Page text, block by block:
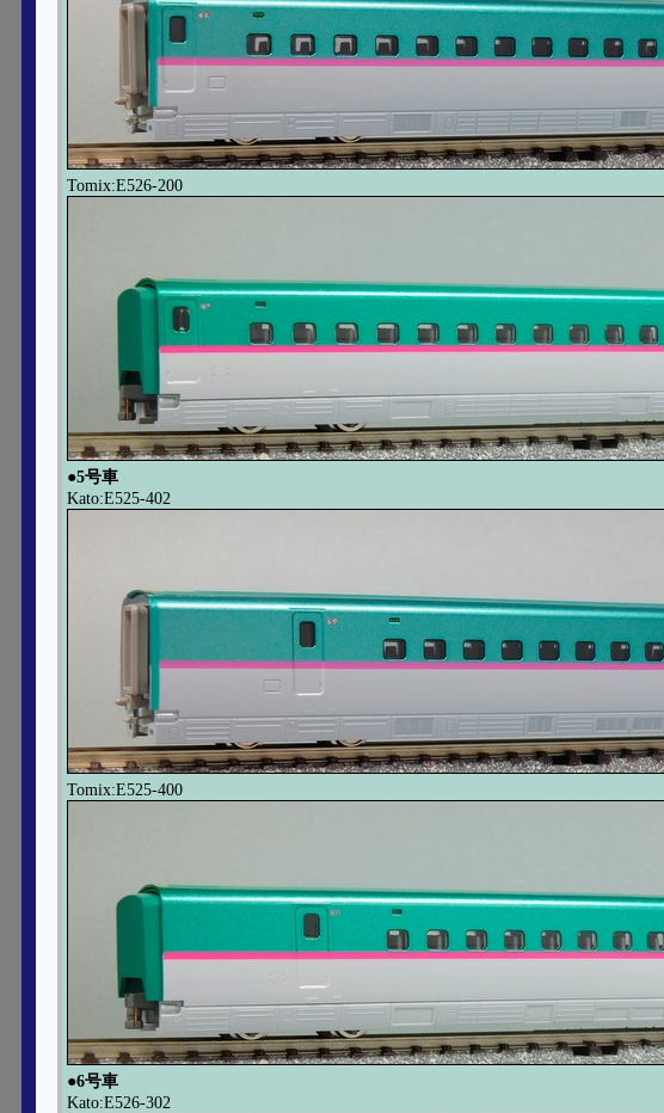
Tomix:E526-200
●5号車
Kato:E525-402
Tomix:E525-400
●6号車
Kato:E526-302